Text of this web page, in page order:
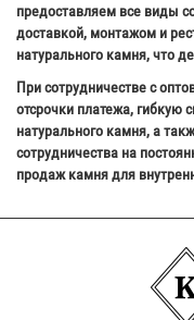
предоставляем все виды
доставкой, монтажом и
натурального камня, что
При сотрудничестве с
отсрочки платежа, гибкую
натурального камня, а
сотрудничества на
продаж камня для